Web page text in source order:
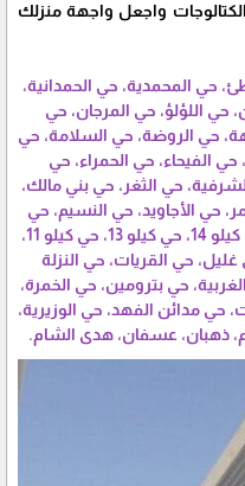
واجعل واجهة منزلك
حي المحمدية، حي الحمدانية،
حي اللؤلؤ، حي المرجان، حي
حي الروضة، حي السلامة، حي
حي الفيحاء، حي الحمراء، حي
حي الثغر، حي بني مالك،
حي الأجاويد، حي النسيم، حي
الواحة، حي المنتزهات، حي الروابي، حي كيلو 14، حي كيلو 13، حي كيلو 11،
حي البلد، حي غليل، حي القريات، حي النزلة
حي بترومين، حي الخمرة،
حي مدائن الفهد، حي الوزيرية،
ذهبان، عسفان، هدى الشام.